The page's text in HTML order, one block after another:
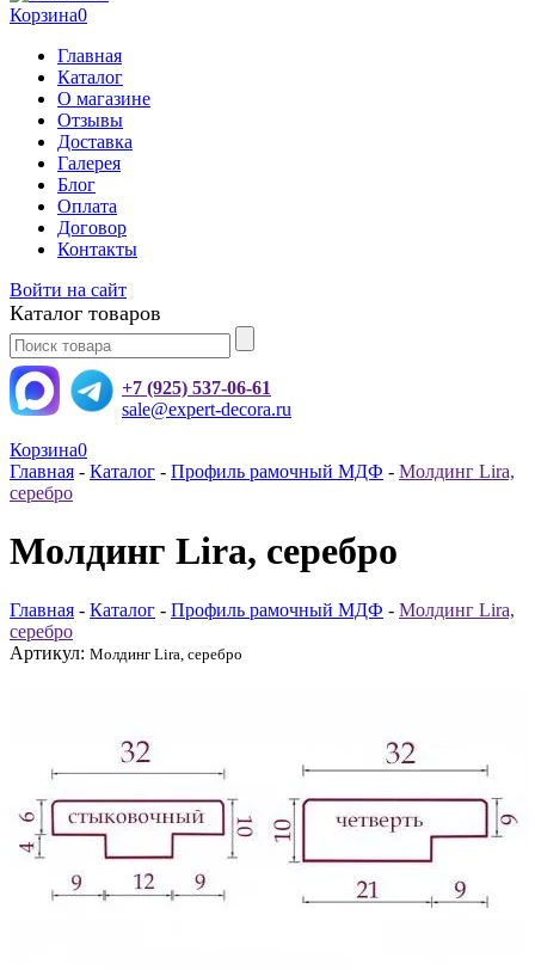
Корзина0
Главная
Каталог
О магазине
Отзывы
Доставка
Галерея
Блог
Оплата
Договор
Контакты
Войти на сайт
Каталог товаров
+7 (925) 537-06-61
sale@expert-decora.ru
Корзина0
Главная - Каталог - Профиль рамочный МДФ - Молдинг Lira,
серебро
Молдинг Lira, серебро
Главная - Каталог - Профиль рамочный МДФ - Молдинг Lira,
серебро
Артикул: Молдинг Lira, серебро